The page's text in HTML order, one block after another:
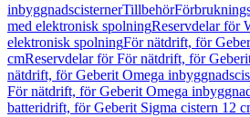
inbyggnadscisternerTillbehör
med elektronisk spolningReservdelar för
elektronisk spolningFör nätdrift, för
cmReservdelar för För nätdrift, för
nätdrift, för Geberit Omega
För nätdrift, för Geberit Omega
batteridrift, för Geberit Sigma cistern 12